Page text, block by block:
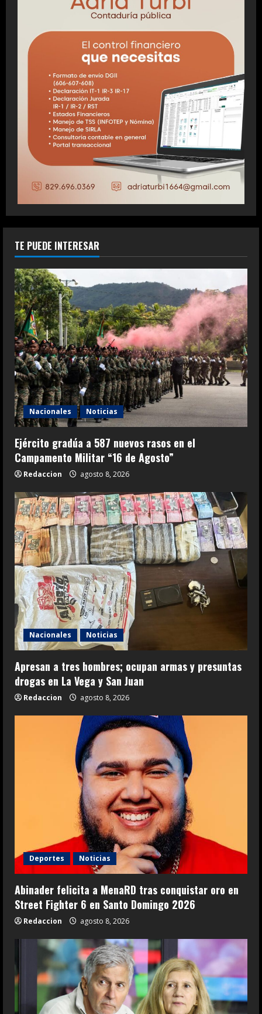
TE PUEDE INTERESAR
Nacionales Noticias
Ejército gradúa a 587 nuevos rasos en el
Campamento Militar “16 de Agosto”
Redaccion agosto 8, 2026
Nacionales Noticias
Apresan a tres hombres; ocupan armas y presuntas
drogas en La Vega y San Juan
Redaccion agosto 8, 2026
Deportes Noticias
Abinader felicita a MenaRD tras conquistar oro en
Street Fighter 6 en Santo Domingo 2026
Redaccion agosto 8, 2026